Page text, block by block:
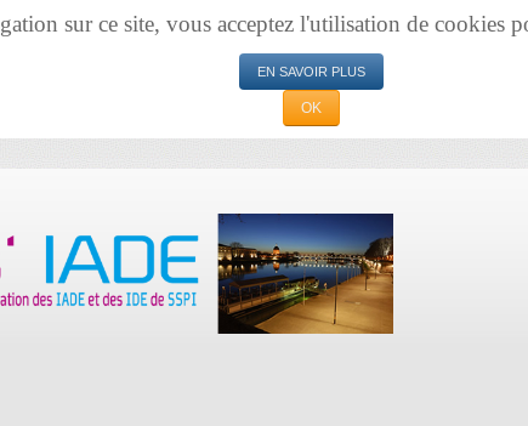
sur ce site, vous acceptez l'utilisation de cookies
EN SAVOIR PLUS
OK